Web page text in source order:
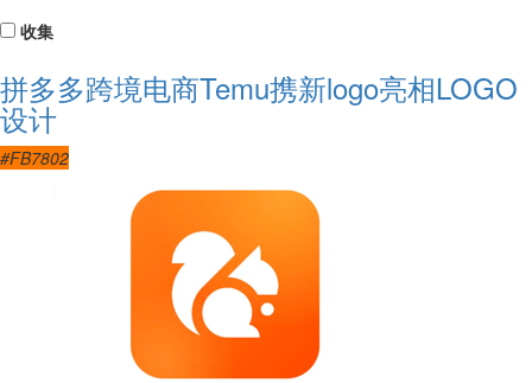
收集
拼多多跨境电商Temu携新logo亮相LOGO
设计
#FB7802